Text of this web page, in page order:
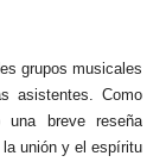
grupos musicales
asistentes. Como
una breve reseña
unión y el espíritu